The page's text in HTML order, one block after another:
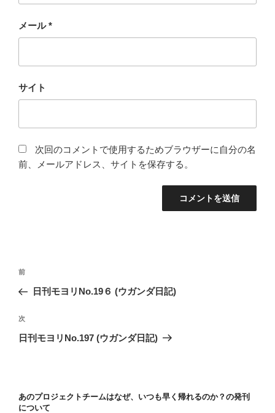
メール*
サイト
次回のコメントで使用するためブラウザーに自分の名
前、メールアドレス、サイトを保存する。
投
ナ
ビ
ゲ
ン
前
の
稿
前
日刊モヨリNo.19６ (ウガンダ日記)
次
の
次
日刊モヨリNo.197 (ウガンダ日記)
あのプロジェクトチームはなぜ、いつも早く帰れるのか？の発刊
について